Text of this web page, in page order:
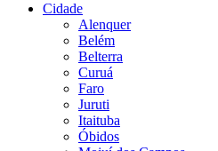
Cidade
Alenquer
Belém
Belterra
Curuá
Faro
Juruti
Itaituba
Óbidos